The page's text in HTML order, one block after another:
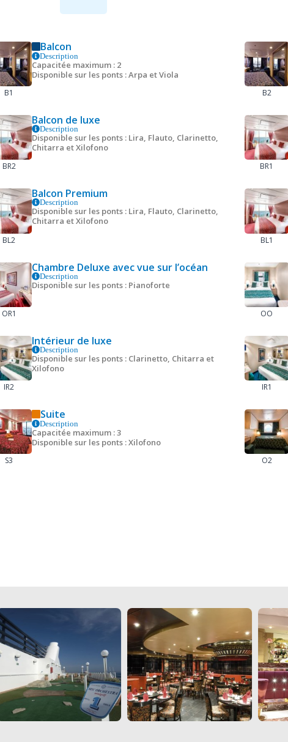
B1
Balcon
Description
Capacitée maximum : 2
Disponible sur les ponts : Arpa et Viola
B2
BR2
Balcon de luxe
Description
Disponible sur les ponts : Lira, Flauto, Clarinetto,
Chitarra et Xilofono
BR1
BL2
Balcon Premium
Description
Disponible sur les ponts : Lira, Flauto, Clarinetto,
Chitarra et Xilofono
BL1
OR1
Chambre Deluxe avec vue sur l’océan
Description
Disponible sur les ponts : Pianoforte
OO
IR2
Intérieur de luxe
Description
Disponible sur les ponts : Clarinetto, Chitarra et
Xilofono
IR1
S3
Suite
Description
Capacitée maximum : 3
Disponible sur les ponts : Xilofono
O2